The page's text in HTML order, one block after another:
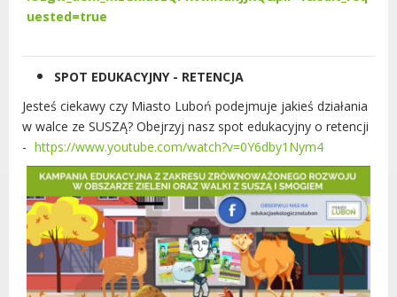
uested=true
SPOT EDUKACYJNY - RETENCJA
Jesteś ciekawy czy Miasto Luboń podejmuje jakieś działania
w walce ze SUSZĄ? Obejrzyj nasz spot edukacyjny o retencji
- https://www.youtube.com/watch?v=0Y6dby1Nym4